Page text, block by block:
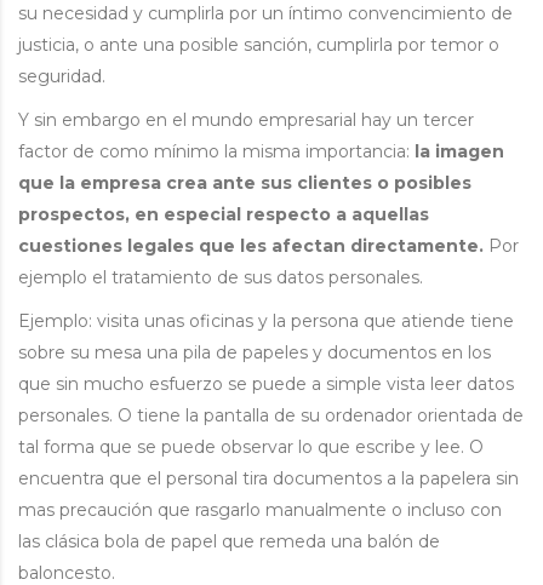
su necesidad y cumplirla por un íntimo convencimiento de
justicia, o ante una posible sanción, cumplirla por temor o
seguridad.
Y sin embargo en el mundo empresarial hay un tercer
factor de como mínimo la misma importancia: la imagen
que la empresa crea ante sus clientes o posibles
prospectos, en especial respecto a aquellas
cuestiones legales que les afectan directamente. Por
ejemplo el tratamiento de sus datos personales.
Ejemplo: visita unas oficinas y la persona que atiende tiene
sobre su mesa una pila de papeles y documentos en los
que sin mucho esfuerzo se puede a simple vista leer datos
personales. O tiene la pantalla de su ordenador orientada de
tal forma que se puede observar lo que escribe y lee. O
encuentra que el personal tira documentos a la papelera sin
mas precaución que rasgarlo manualmente o incluso con
las clásica bola de papel que remeda una balón de
baloncesto.